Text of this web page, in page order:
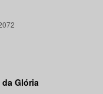
da Glória